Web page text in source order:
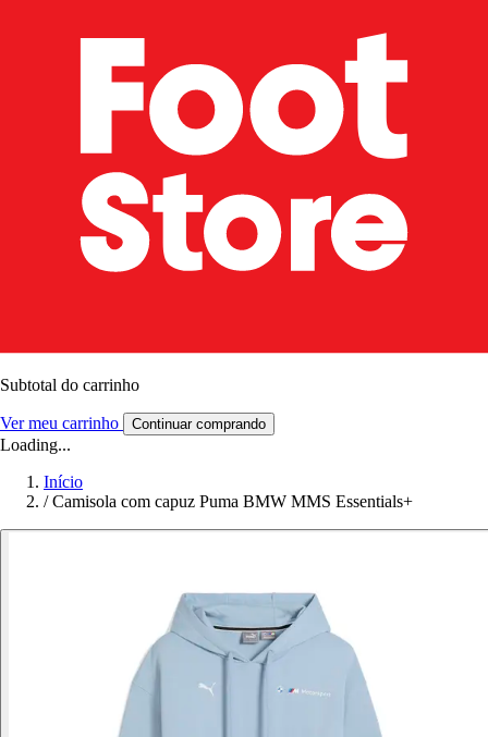
Subtotal do carrinho
Ver meu carrinho Continuar comprando
Loading...
Início
/ Camisola com capuz Puma BMW MMS Essentials+